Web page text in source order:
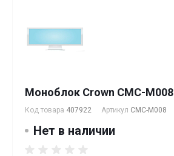
Моноблок Crown CMC-M008
Код товара 407922 Артикул CMC-M008
Нет в наличии